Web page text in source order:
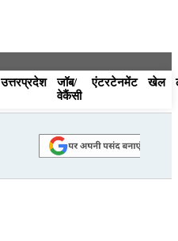
उत्तरप्रदेश
जॉब/
वेकैंसी
एंटरटेनमेंट खेल